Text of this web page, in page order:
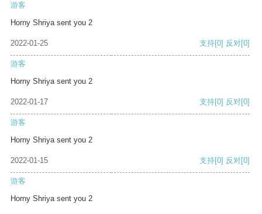
游客
Horny Shriya sent you 2
2022-01-25 支持[0] 反对[0]
游客
Horny Shriya sent you 2
2022-01-17 支持[0] 反对[0]
游客
Horny Shriya sent you 2
2022-01-15 支持[0] 反对[0]
游客
Horny Shriya sent you 2